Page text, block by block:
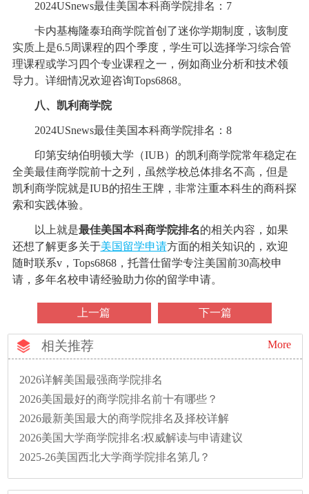
2024USnews最佳美国本科商学院排名：7
卡内基梅隆泰珀商学院首创了迷你学期制度，该制度
实质上是6.5周课程的四个季度，学生可以选择学习综合管
理课程或学习四个专业课程之一，例如商业分析和技术领
导力。详细情况欢迎咨询Tops6868。
八、凯利商学院
2024USnews最佳美国本科商学院排名：8
印第安纳伯明顿大学（IUB）的凯利商学院常年稳定在
全美最佳商学院前十之列，虽然学校总体排名不高，但是
凯利商学院就是IUB的招生王牌，非常注重本科生的商科探
索和实践体验。
以上就是最佳美国本科商学院排名的相关内容，如果
还想了解更多关于美国留学申请方面的相关知识的，欢迎
随时联系v，Tops6868，托普仕留学专注美国前30高校申
请，多年名校申请经验助力你的留学申请。
上一篇 下一篇
相关推荐 More
2026详解美国最强商学院排名
2026美国最好的商学院排名前十有哪些？
2026最新美国最大的商学院排名及择校详解
2026美国大学商学院排名:权威解读与申请建议
2025-26美国西北大学商学院排名第几？